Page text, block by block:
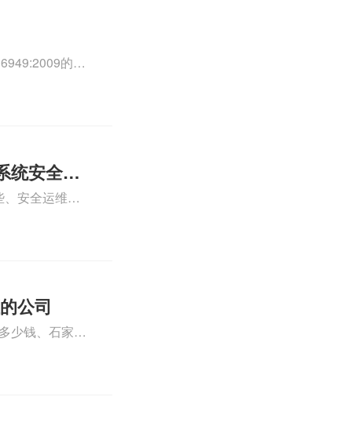
的外
员、
统安全运
安全运维服
服务资质认
公司
少钱、石家庄
认证费用大概